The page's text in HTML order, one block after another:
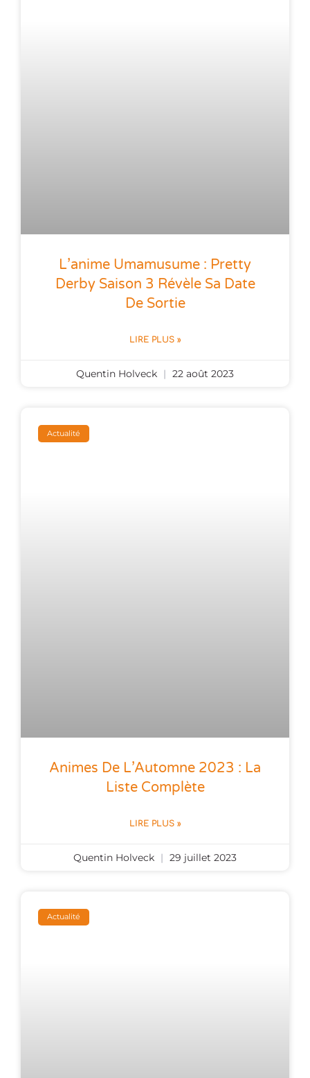
L’anime Umamusume : Pretty
Derby Saison 3 Révèle Sa Date
De Sortie
LIRE PLUS »
Quentin Holveck 22 août 2023
Actualité
Animes De L’Automne 2023 : La
Liste Complète
LIRE PLUS »
Quentin Holveck 29 juillet 2023
Actualité